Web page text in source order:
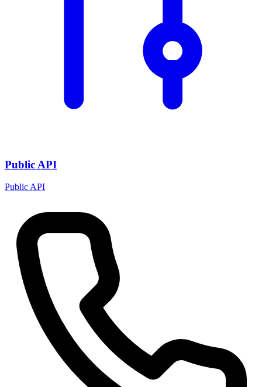
Public API
Public API